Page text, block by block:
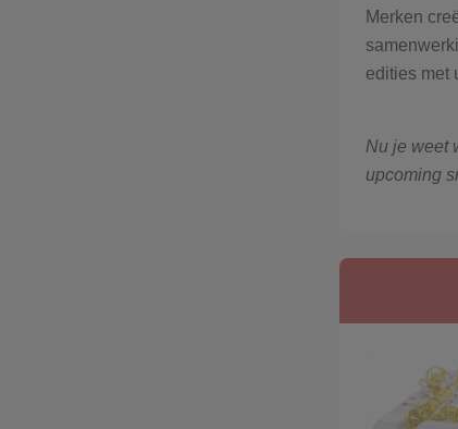
Merken
edities met
Nu je weet
upcoming